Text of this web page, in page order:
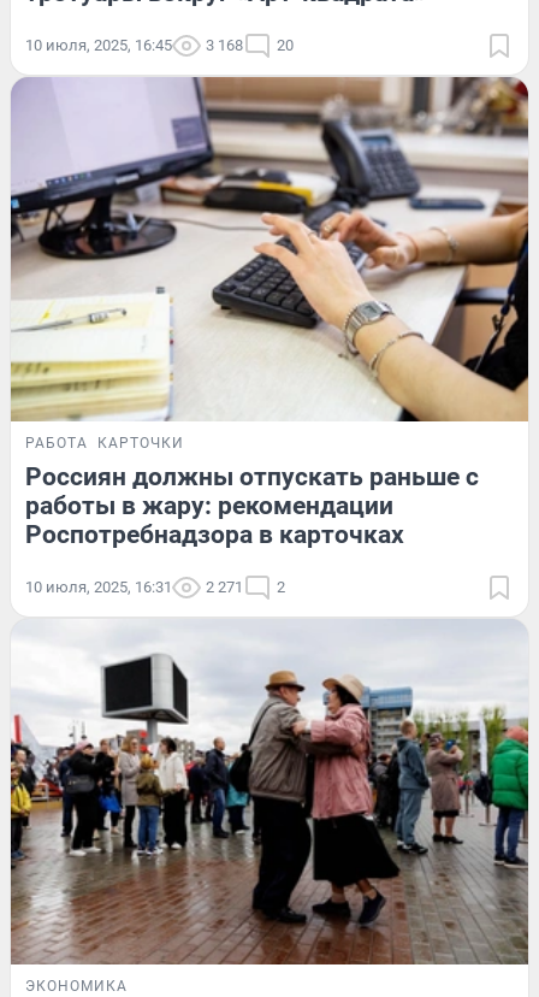
10 июля, 2025, 16:45 3 168 20
РАБОТА КАРТОЧКИ
Россиян должны отпускать раньше с
работы в жару: рекомендации
Роспотребнадзора в карточках
10 июля, 2025, 16:31 2 271 2
ЭКОНОМИКА